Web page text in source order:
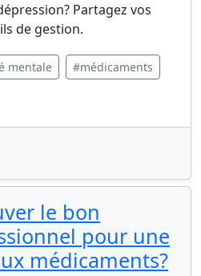
Partagez vos
de gestion.
mentale #médicaments
le bon
pour une
médicaments?